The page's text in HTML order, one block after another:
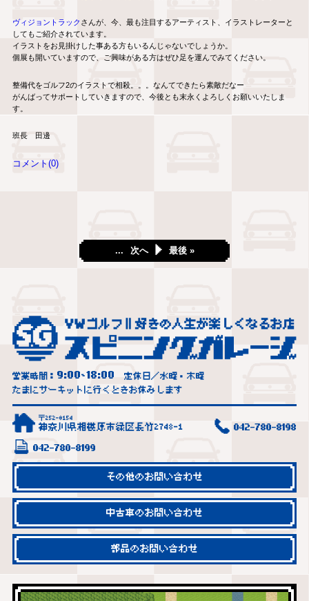
ヴィジョントラック さんが、今、最も注目するアーティスト、イラストレーターと
してもご紹介されています。
イラストをお見掛けした事ある方もいるんじゃないでしょうか。
個展も開いていますので、ご興味がある方はぜひ足を運んでみてください。
整備代をゴルフ2のイラストで相殺。。。なんてできたら素敵だなー
がんばってサポートしていきますので、今後とも末永くよろしくお願いいたしま
す。
班長 田邊
コメント(0)
... 次へ 最後 »
営業時間： 9:00~18:00
定休日／水曜・木曜
たまにサーキットに行くときお休みします
〒252-0154
神奈川県相模原市緑区長竹2748-1 042-780-8198
042-780-8199
その他のお問い合わせ
中古車のお問い合わせ
部品のお問い合わせ